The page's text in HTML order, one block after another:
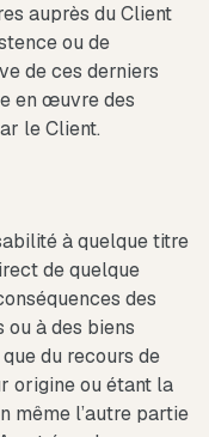
auprès du Client
ou de
de ces derniers
en œuvre des
le Client.
à quelque titre
de quelque
des
ou à des biens
du recours de
origine ou étant la
même l’autre partie